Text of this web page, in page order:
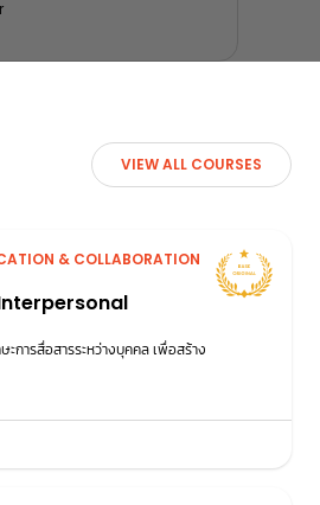
VIEW ALL COURSES
& COLLABORATION
การสื่อสารระหว่างบุคคล เพื่อสร้าง